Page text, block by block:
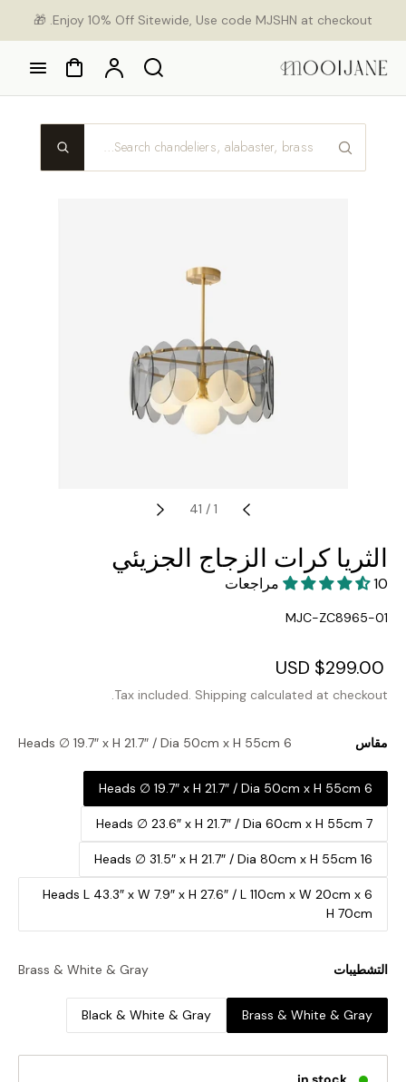
Enjoy 10% Off Sitewide, Use code MJSHN at checkout. 🎁
Search
Account
Cart
1
/
41
الثريا كرات الزجاج الجزيئي
10 مراجعات
SKU:
MJC-ZC8965-01
Sale
price
$299.00 USD
price
Tax included. Shipping calculated at checkout.
مقاس 6 Heads ∅ 19.7″ x H 21.7″ / Dia 50cm x H 55cm
6 Heads ∅ 19.7″ x H 21.7″ / Dia 50cm x H 55cm
7 Heads ∅ 23.6″ x H 21.7″ / Dia 60cm x H 55cm
16 Heads ∅ 31.5″ x H 21.7″ / Dia 80cm x H 55cm
6 Heads L 43.3″ x W 7.9″ x H 27.6″ / L 110cm x W 20cm x
H 70cm
التشطيبات Brass & White & Gray
Brass & White & Gray
Black & White & Gray